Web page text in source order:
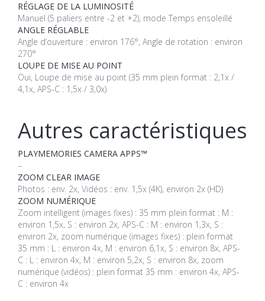
RÉGLAGE DE LA LUMINOSITÉ
Manuel (5 paliers entre -2 et +2), mode Temps ensoleillé
ANGLE RÉGLABLE
Angle d’ouverture : environ 176°, Angle de rotation : environ
270°
LOUPE DE MISE AU POINT
Oui, Loupe de mise au point (35 mm plein format : 2,1x /
4,1x, APS-C : 1,5x / 3,0x)
Autres caractéristiques
PLAYMEMORIES CAMERA APPS™
–
ZOOM CLEAR IMAGE
Photos : env. 2x, Vidéos : env. 1,5x (4K), environ 2x (HD)
ZOOM NUMÉRIQUE
Zoom intelligent (images fixes) : 35 mm plein format : M :
environ 1,5x, S : environ 2x, APS-C : M : environ 1,3x, S :
environ 2x, zoom numérique (images fixes) : plein format
35 mm : L : environ 4x, M : environ 6,1x, S : environ 8x, APS-
C : L : environ 4x, M : environ 5,2x, S : environ 8x, zoom
numérique (vidéos) : plein format 35 mm : environ 4x, APS-
C : environ 4x